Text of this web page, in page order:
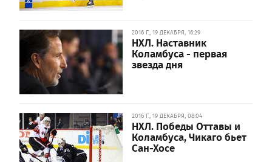
2016 Г., 19 ДЕКАБРЯ, 16:29
НХЛ. Наставник
Коламбуса - первая
звезда дня
2016 Г., 19 ДЕКАБРЯ, 08:04
НХЛ. Победы Оттавы и
Коламбуса, Чикаго бьет
Сан-Хосе